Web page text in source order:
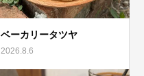
ベーカリータツヤ
2026.8.6